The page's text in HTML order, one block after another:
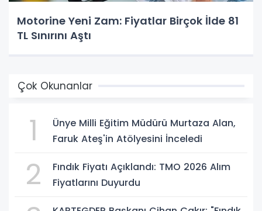
Motorine Yeni Zam: Fiyatlar Birçok İlde 81
TL Sınırını Aştı
Çok Okunanlar
1
Ünye Milli Eğitim Müdürü Murtaza Alan,
Faruk Ateş'in Atölyesini İnceledi
2
Fındık Fiyatı Açıklandı: TMO 2026 Alım
Fiyatlarını Duyurdu